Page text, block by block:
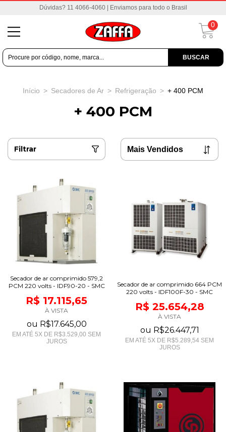
Dúvidas? 11 4066-4060 | Enviamos para todo o Brasil
BUSCAR
0
Início > Secadores de Ar > Refrigeração > + 400 PCM
+ 400 PCM
Filtrar
Secador de ar comprimido 579,2
PCM 220 volts - IDF90-20 - SMC
R$ 17.115,65
À VISTA
ou R$17.645,00
EM ATÉ 5X DE R$3.529,00 SEM
JUROS
Secador de ar comprimido 664 PCM
220 volts - IDF100F-30 - SMC
R$ 25.654,28
À VISTA
ou R$26.447,71
EM ATÉ 5X DE R$5.289,54 SEM
JUROS